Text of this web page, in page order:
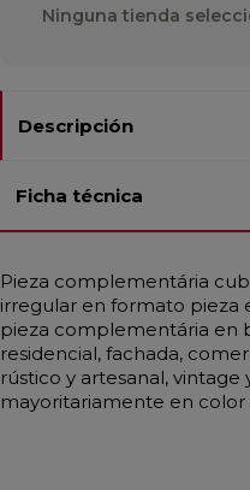
Ninguna tienda
Descripción
Ficha técnica
Pieza complementária
irregular en formato pieza
pieza complementária en
residencial, fachada,
rústico y artesanal,
mayoritariamente en color